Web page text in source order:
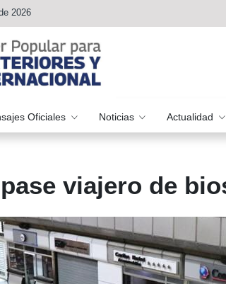
2026
Oficiales Noticias Actualidad
viajero de